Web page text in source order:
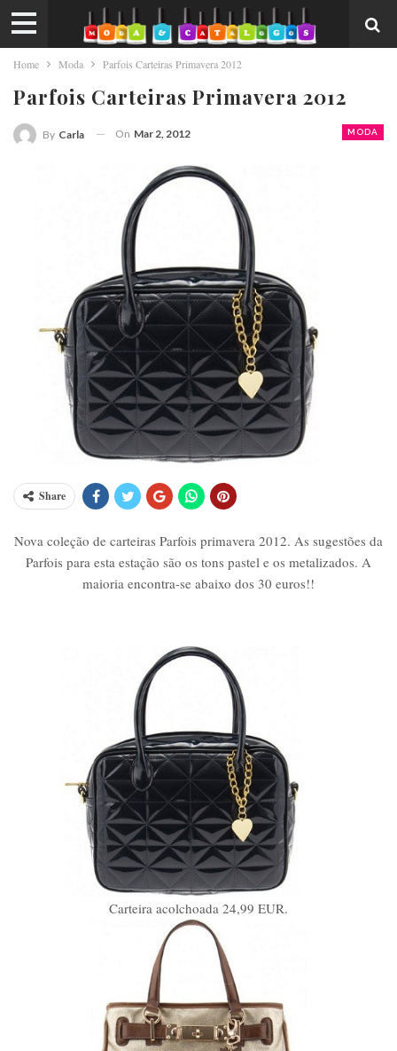
Home Moda Parfois Carteiras Primavera 2012
Parfois Carteiras Primavera 2012
MODA
By Carla On Mar 2, 2012
Share
Nova coleção de carteiras Parfois primavera 2012. As sugestões da
Parfois para esta estação são os tons pastel e os metalizados. A
maioria encontra-se abaixo dos 30 euros!!
Carteira acolchoada 24,99 EUR.